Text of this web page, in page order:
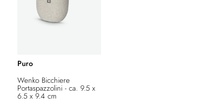
Puro
Wenko Bicchiere
Portaspazzolini - ca. 9.5 x
6.5 x 9.4 cm